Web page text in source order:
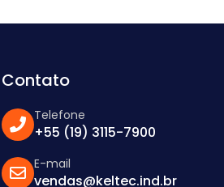
Contato
Telefone
+55 (19) 3115-7900
E-mail
vendas@keltec.ind.br